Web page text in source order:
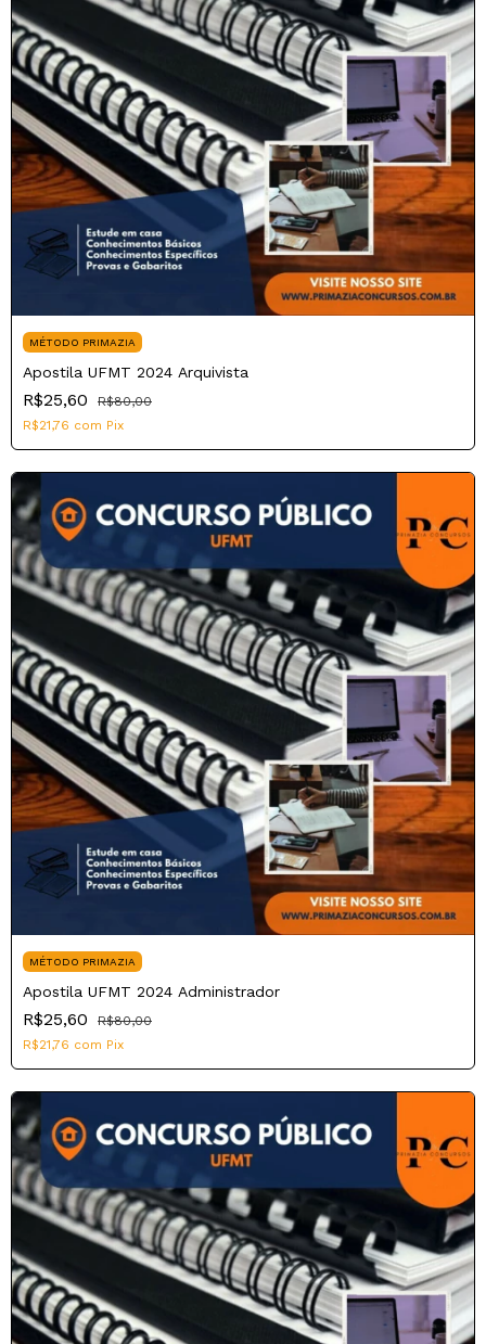
MÉTODO PRIMAZIA
Apostila UFMT 2024 Arquivista
R$25,60
R$80,00
R$21,76 com Pix
MÉTODO PRIMAZIA
Apostila UFMT 2024 Administrador
R$25,60
R$80,00
R$21,76 com Pix